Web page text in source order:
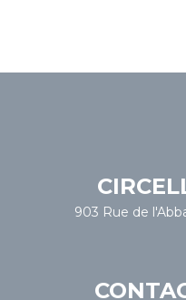
903 Rue de